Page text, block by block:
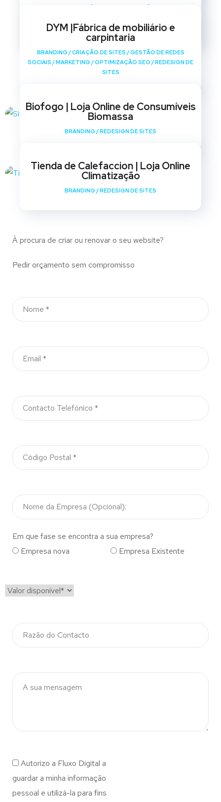
SITES
DYM |Fábrica de mobiliário e
carpintaria
BRANDING /CRIAÇÃO DE SITES /GESTÃO DE REDES
SOCIAIS /MARKETING /OPTIMIZAÇÃO SEO /REDESIGN DE
SITES
Biofogo | Loja Online de Consumíveis
Biomassa
BRANDING /REDESIGN DE SITES
Tienda de Calefaccion | Loja Online
Climatização
BRANDING /REDESIGN DE SITES
À procura de criar ou renovar o seu website?
Pedir orçamento sem compromisso
Em que fase se encontra a sua empresa?
Empresa nova
Empresa Existente
Autorizo a Fluxo Digital a
guardar a minha informação
pessoal e utilizá-la para fins